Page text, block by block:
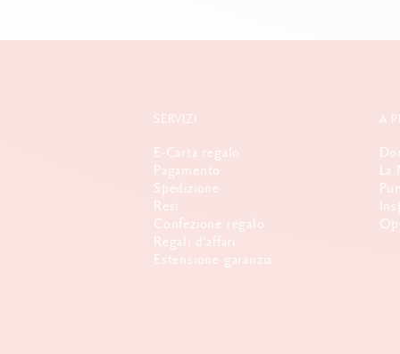
SERVIZI
E-Carta regalo
Pagamento
Spedizione
Resi
Confezione regalo
Regali d'affari
Estensione garanzia
A
La